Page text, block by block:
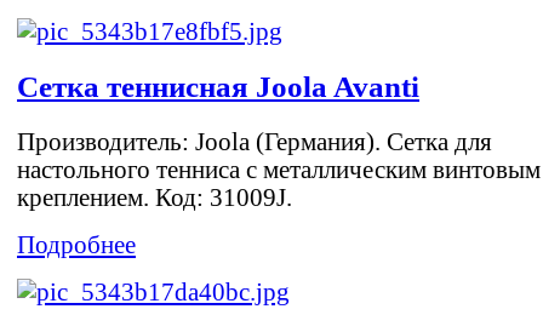
Сетка теннисная Joola Avanti
Производитель: Joola (Германия). Сетка для
настольного тенниса с металлическим винтовым
креплением. Код: 31009J.
Подробнее